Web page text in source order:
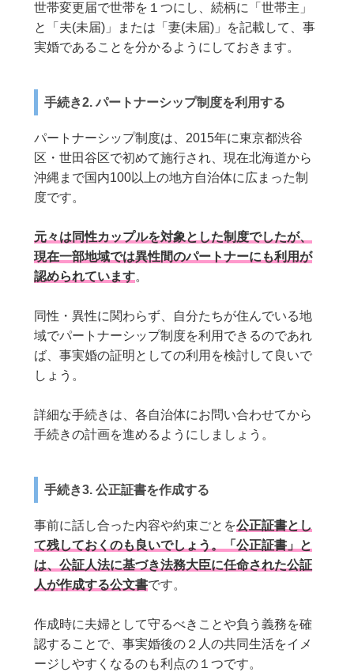
世帯変更届で世帯を１つにし、続柄に「世帯主」
と「夫(未届)」または「妻(未届)」を記載して、事
実婚であることを分かるようにしておきます。
手続き2. パートナーシップ制度を利用する
パートナーシップ制度は、2015年に東京都渋谷
区・世田谷区で初めて施行され、現在北海道から
沖縄まで国内100以上の地方自治体に広まった制
度です。
元々は同性カップルを対象とした制度でしたが、
現在一部地域では異性間のパートナーにも利用が
認められています。
同性・異性に関わらず、自分たちが住んでいる地
域でパートナーシップ制度を利用できるのであれ
ば、事実婚の証明としての利用を検討して良いで
しょう。
詳細な手続きは、各自治体にお問い合わせてから
手続きの計画を進めるようにしましょう。
手続き3. 公正証書を作成する
事前に話し合った内容や約束ごとを公正証書とし
て残しておくのも良いでしょう。「公正証書」と
は、公証人法に基づき法務大臣に任命された公証
人が作成する公文書です。
作成時に夫婦として守るべきことや負う義務を確
認することで、事実婚後の２人の共同生活をイメ
ージしやすくなるのも利点の１つです。